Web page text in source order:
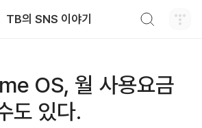
TB의 SNS 이야기
OS, 월 사용요금
도 있다.